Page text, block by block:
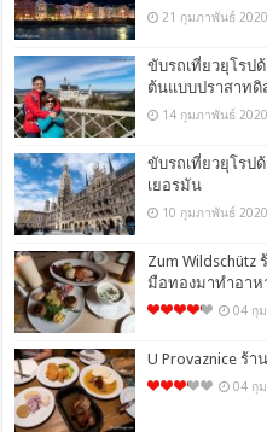
21 กุมภาพันธ์ 2020
ขับรถเที่ยวยุโรปด้
ต้นแบบปราสาทดิ
14 กุมภาพันธ์ 2020
ขับรถเที่ยวยุโรป
เยอรมัน
10 กุมภาพันธ์ 2020
Zum
มือทองมาทำอาห
04 กุ
U Provaznice ร้า
04 กุ